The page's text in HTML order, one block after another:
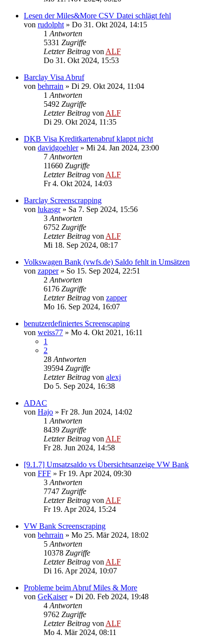
Lesen der Miles&More CSV Datei schlägt fehl
von rudolpht » Do 31. Okt 2024, 14:15
1 Antworten
5331 Zugriffe
Letzter Beitrag von ALF
Do 31. Okt 2024, 15:53
Barclay Visa Abruf
von behrrain » Di 29. Okt 2024, 11:04
1 Antworten
5492 Zugriffe
Letzter Beitrag von ALF
Di 29. Okt 2024, 11:35
DKB Visa Kreditkartenabruf klappt nicht
von davidgoehler» Mi 24. Jan 2024, 23:00
7 Antworten
11660 Zugriffe
Letzter Beitrag von ALF
Fr 4. Okt 2024, 14:03
Barclay Screenscrapping
von lukasgr» Sa 7. Sep 2024, 15:56
3 Antworten
6752 Zugriffe
Letzter Beitrag von ALF
Mi 18. Sep 2024, 08:17
Volkswagen Bank (vwfs.de) Saldo fehlt in Umsätzen
von zapper» So 15. Sep 2024, 22:51
2 Antworten
6176 Zugriffe
Letzter Beitrag von zapper
Mo 16. Sep 2024, 16:07
benutzerdefiniertes Screenscaping
von weiss77 » Mo 4. Okt 2021, 16:11
1
2
28 Antworten
39594 Zugriffe
Letzter Beitrag von alexj
Do 5. Sep 2024, 16:38
ADAC
von Hajo » Fr 28. Jun 2024, 14:02
1 Antworten
8439 Zugriffe
Letzter Beitrag von ALF
Fr 28. Jun 2024, 14:58
[9.1.7] Umsatzsaldo vs Übersichtsanzeige VW Bank
von FFF » Fr 19. Apr 2024, 09:30
3 Antworten
7747 Zugriffe
Letzter Beitrag von ALF
Fr 19. Apr 2024, 15:24
VW Bank Screenscraping
von behrrain » Mo 25. Mär 2024, 18:02
5 Antworten
10378 Zugriffe
Letzter Beitrag von ALF
Di 16. Apr 2024, 10:07
Probleme beim Abruf Miles & More
von GeKaiser» Di 20. Feb 2024, 19:48
4 Antworten
9762 Zugriffe
Letzter Beitrag von ALF
Mo 4. Mär 2024, 08:11